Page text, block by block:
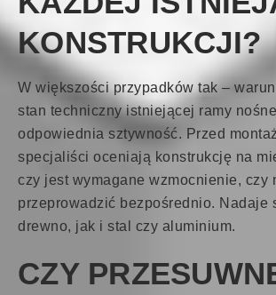
KONSTRUKCJI?
W większości przypadków tak –
stan techniczny istniejącej ramy
odpowiednia sztywność. Przed
specjaliści oceniają konstrukcję na
czy jest wymagane wzmocnienie, czy
przeprowadzić bezpośrednio. Nadaje
drewno, jak i stal czy aluminium.
CZY